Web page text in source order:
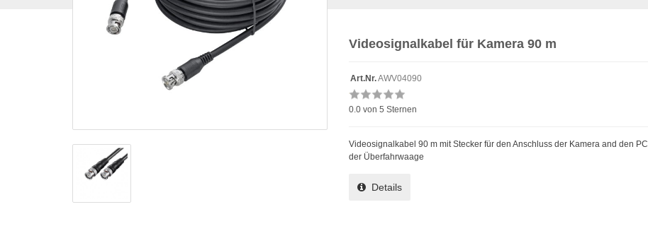
Videosignalkabel für Kamera 90 m
Art.Nr.AWV04090
0.0 von 5 Sternen
Videosignalkabel 90 m mit Stecker für den Anschluss der Kamera and den PC
der Überfahrwaage
Details